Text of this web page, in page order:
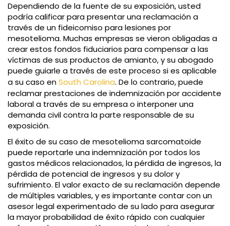
Dependiendo de la fuente de su exposición, usted
podría calificar para presentar una reclamación a
través de un fideicomiso para lesiones por
mesotelioma. Muchas empresas se vieron obligadas a
crear estos fondos fiduciarios para compensar a las
víctimas de sus productos de amianto, y su abogado
puede guiarle a través de este proceso si es aplicable
a su caso enSouth Carolina. De lo contrario, puede
reclamar prestaciones de indemnización por accidente
laboral a través de su empresa o interponer una
demanda civil contra la parte responsable de su
exposición.
El éxito de su caso de mesotelioma sarcomatoide
puede reportarle una indemnización por todos los
gastos médicos relacionados, la pérdida de ingresos, la
pérdida de potencial de ingresos y su dolor y
sufrimiento. El valor exacto de su reclamación depende
de múltiples variables, y es importante contar con un
asesor legal experimentado de su lado para asegurar
la mayor probabilidad de éxito rápido con cualquier